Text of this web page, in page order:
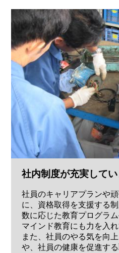
社内制度が充実して
社員のキャリアプランや
に、資格取得を支援する
数に応じた教育プログラ
マインド教育にも力を入れ
また、社員のやる気を向
や、社員の健康を促進す